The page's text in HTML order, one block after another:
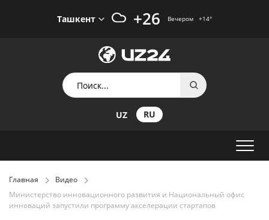
Ташкент +26 Вечером +14°
UZ RU
Главная
Видео
Министерство инновационного развития и Национальный офис
инноваций запустили программу акселерации стартапов